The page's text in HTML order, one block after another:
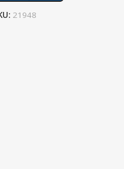
21948